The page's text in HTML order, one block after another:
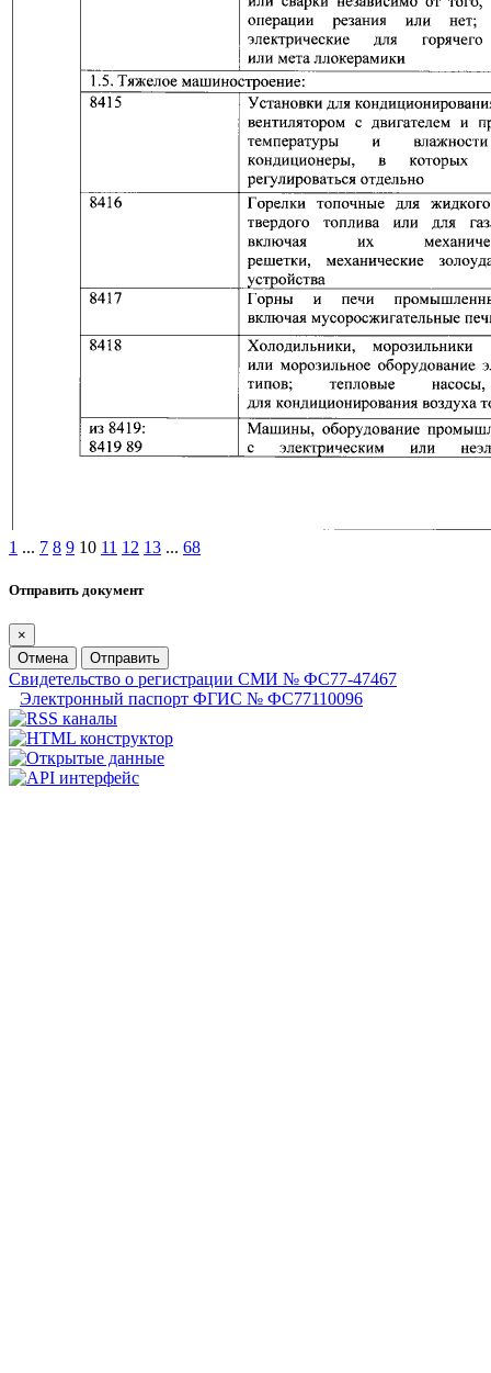
1 ... 7 8 9 10 11 12 13 ... 68
Отправить документ
×
Отмена
Отправить
Свидетельство о регистрации СМИ № ФС77-47467
Электронный паспорт ФГИС № ФС77110096